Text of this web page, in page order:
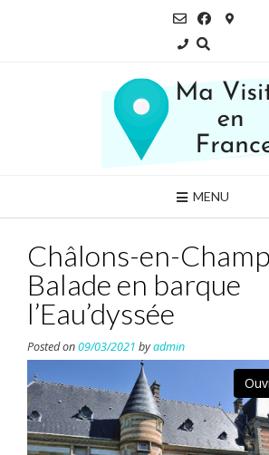
MENU
Châlons-en-
Balade en barque
l’Eau’dyssée
Posted on09/03/2021 byadmin